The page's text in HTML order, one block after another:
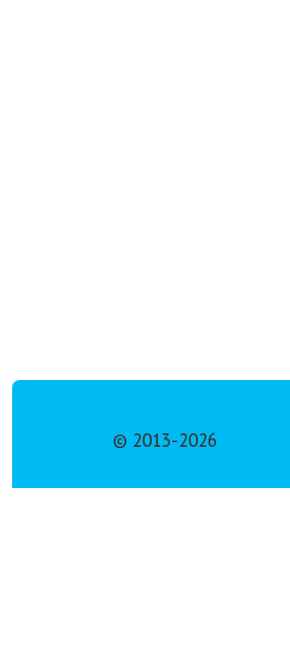
© 2013-2026